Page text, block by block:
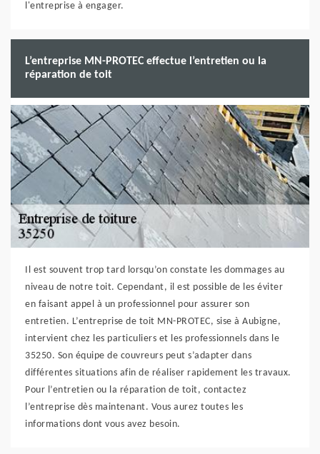
l'entreprise à engager.
L’entreprise MN-PROTEC effectue l’entretien ou la
réparation de toit
Il est souvent trop tard lorsqu’on constate les dommages au
niveau de notre toit. Cependant, il est possible de les éviter
en faisant appel à un professionnel pour assurer son
entretien. L’entreprise de toit MN-PROTEC, sise à Aubigne,
intervient chez les particuliers et les professionnels dans le
35250. Son équipe de couvreurs peut s’adapter dans
différentes situations afin de réaliser rapidement les travaux.
Pour l’entretien ou la réparation de toit, contactez
l’entreprise dès maintenant. Vous aurez toutes les
informations dont vous avez besoin.